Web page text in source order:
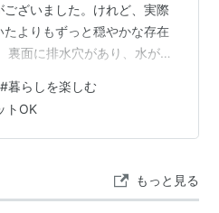
ざいました。けれど、実際
よりもずっと穏やかな存在
裏面に排水穴があり、水が抜
するだけで、きれいな状態
。天然芝のように泥で汚れ
元が安定しているのは本当
度がしっかりしていて、踏
トが走っても安心感がござ…
#暮らしを楽しむ
トOK
もっと見る